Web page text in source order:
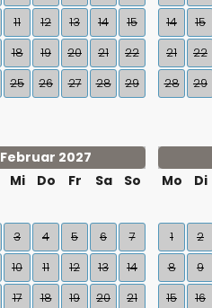
11 12 13 14
15
18 19 20 21
22
25 26 27 28
29
14
15
21
22
28
29
Februar 2027
Mi Do Fr Sa So
3 4 5 6
7
10 11 12 13
14
17 18 19 20
21
Mo
Di
1 2
8
9
15
16